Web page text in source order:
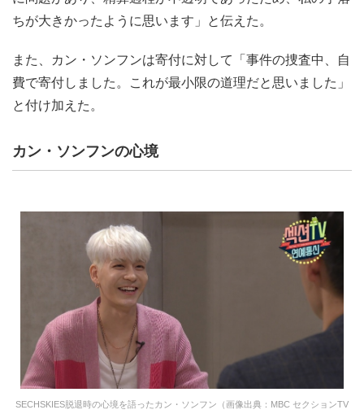
ちが大きかったように思います」と伝えた。
また、カン・ソンフンは寄付に対して「事件の捜査中、自
費で寄付しました。これが最小限の道理だと思いました」
と付け加えた。
カン・ソンフンの心境
SECHSKIES脱退時の心境を語ったカン・ソンフン（画像出典：MBC セクションTV